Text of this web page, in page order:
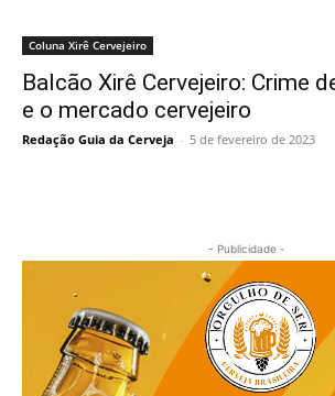
Coluna Xirê Cervejeiro
Balcão Xirê Cervejeiro: Crime
e o mercado cervejeiro
Redação Guia da Cerveja - 5 de fevereiro de 2023
- Publicidade -